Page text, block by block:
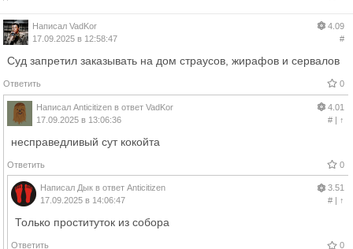
Написал VadKor
17.09.2025 в 12:58:47
4.09
#
Суд запретил заказывать на дом страусов, жирафов и сервалов
Ответить 0
Написал Anticitizen в ответ VadKor
17.09.2025 в 13:06:36
4.01
#| ↑
несправедливый сут кокойта
Ответить 0
Написал Дык в ответ Anticitizen
17.09.2025 в 14:06:47
3.51
#| ↑
Только проституток из собора
Ответить 0